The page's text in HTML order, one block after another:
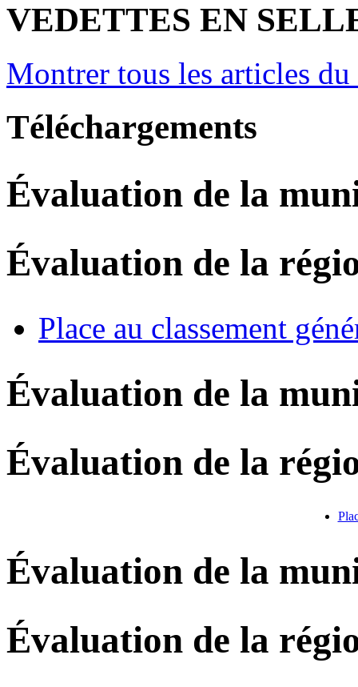
VEDETTES EN
Montrer tous les articles
Téléchargements
Évaluation de la
Évaluation de la
Place au classement
Évaluation de la
Évaluation de la
Évaluation de la
Évaluation de la